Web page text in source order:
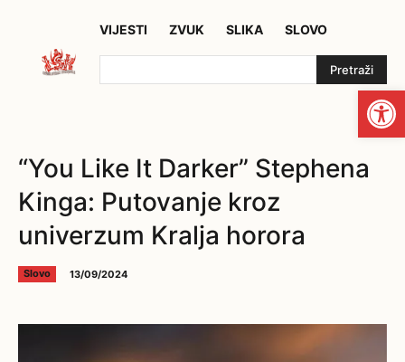
VIJESTI ZVUK SLIKA SLOVO
Pretraži
“You Like It Darker” Stephena
Kinga: Putovanje kroz
univerzum Kralja horora
Slovo 13/09/2024